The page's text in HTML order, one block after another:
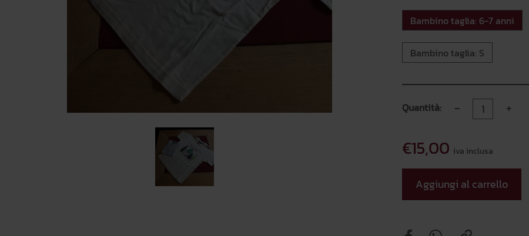
Bambino taglia: 6-7 anni
Bambino taglia: S
Quantità: - +
€15,00 iva inclusa
Aggiungi al carrello